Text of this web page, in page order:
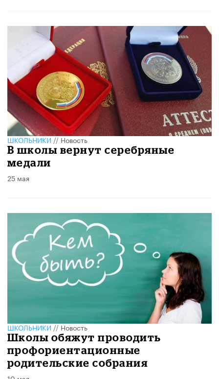
ШКОЛЬНИКИ//Новость
В школы вернут серебряные
медали
25 мая
ШКОЛЬНИКИ//Новость
Школы обяжут проводить
профориентационные
родительские собрания